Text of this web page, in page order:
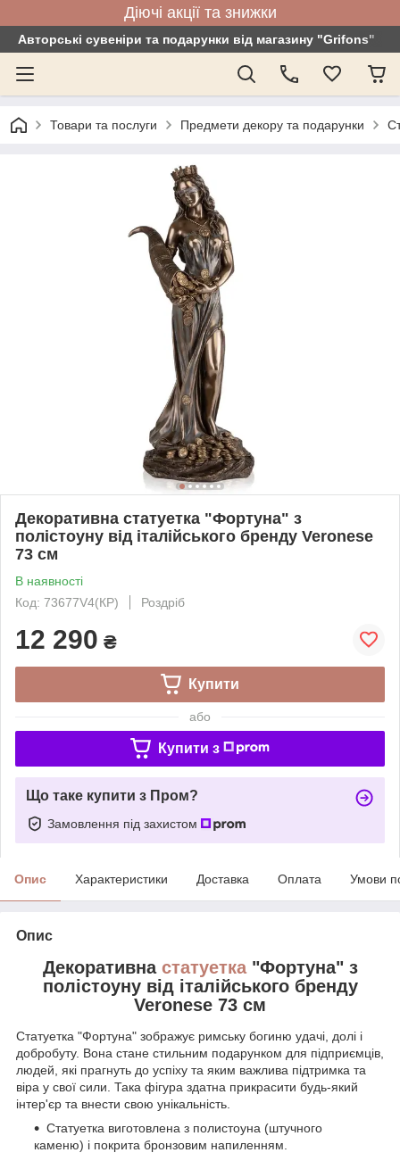
Діючі акції та знижки
Авторські сувеніри та подарунки від магазину "Grifons"
Товари та послуги Предмети декору та подарунки
Декоративна статуетка "Фортуна" з
полістоуну від італійського бренду Veronese
73 см
В наявності
Код: 73677V4(КР)
Роздріб
12 290 ₴
Купити
або
Купити з
Що таке купити з Пром?
Замовлення під захистом
Опис Характеристики Доставка Оплата Умови
Опис
Декоративна статуетка"Фортуна" з
полістоуну від італійського бренду
Veronese 73 см
Статуетка "Фортуна" зображує римську богиню удачі, долі і
добробуту. Вона стане стильним подарунком для підприємців,
людей, які прагнуть до успіху та яким важлива підтримка та
віра у свої сили. Така фігура здатна прикрасити будь-який
інтер'єр та внести свою унікальність.
Статуетка виготовлена ​​з полистоуна (штучного
каменю) і покрита бронзовим напиленням.